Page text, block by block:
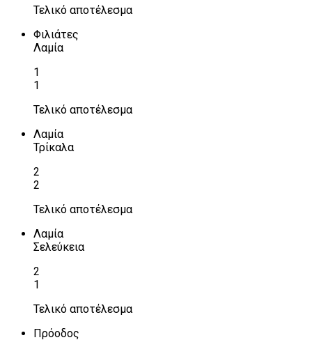
Τελικό αποτέλεσμα
Φιλιάτες
Λαμία
1
1
Τελικό αποτέλεσμα
Λαμία
Τρίκαλα
2
2
Τελικό αποτέλεσμα
Λαμία
Σελεύκεια
2
1
Τελικό αποτέλεσμα
Πρόοδος